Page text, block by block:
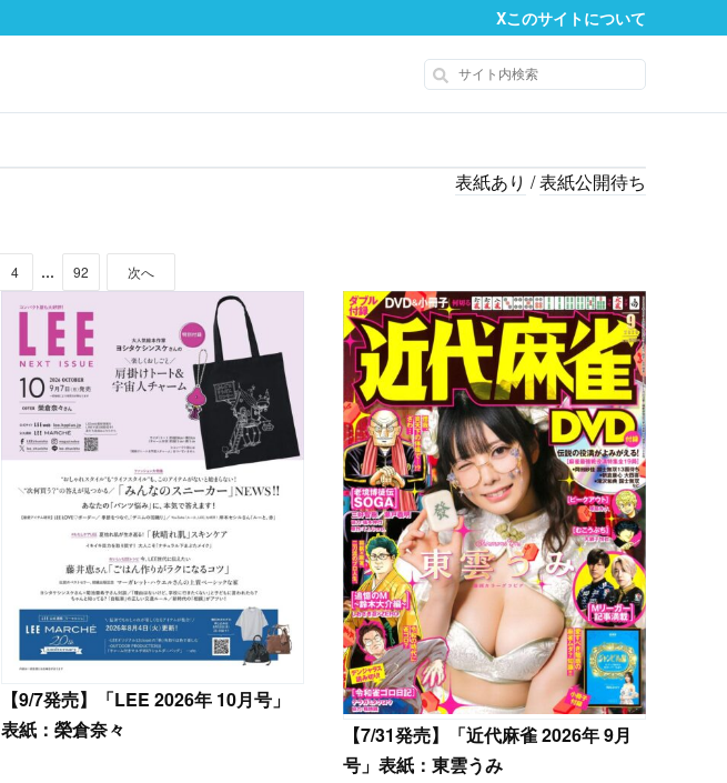
Xこのサイトについて
表紙あり /表紙公開待ち
4 … 92 次
【9/7発売】「LEE 2026年 10月号」
表紙：榮倉奈々
【7/31発売】「近代麻雀 2026年 9月
号」表紙：東雲うみ